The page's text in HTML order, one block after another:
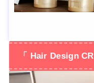
「 Hair Design